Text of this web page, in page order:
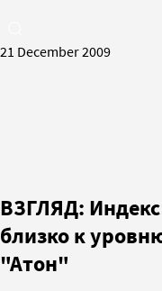
21 December 2009
ВЗГЛЯД:
близко к
"Атон"